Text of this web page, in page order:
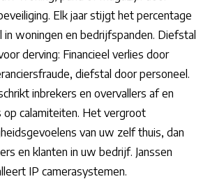
Elk jaar stijgt het percentage
in woningen en bedrijfspanden. Diefstal
derving: Financieel verlies door
diefstal door personeel.
inbrekers en overvallers af en
op calamiteiten. Het vergroot
van uw zelf thuis, dan
en klanten in uw bedrijf. Janssen
IP camerasystemen.